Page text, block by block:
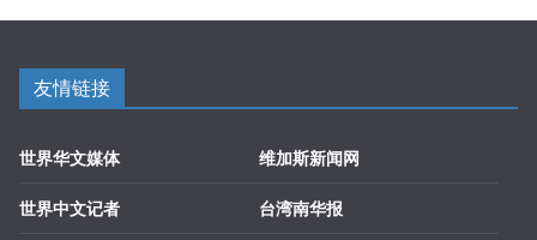
友情链接
世界华文媒体
世界中文记者
维加斯新闻网
台湾南华报